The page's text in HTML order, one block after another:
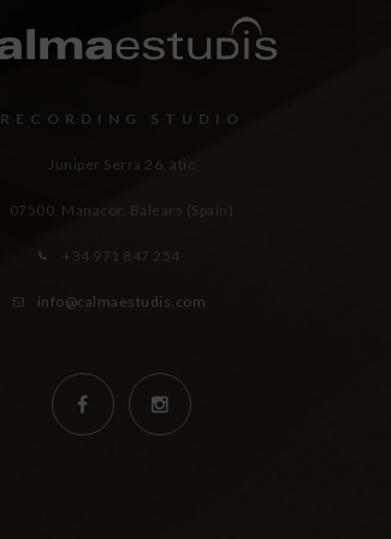
RECORDING STUDIO
Juniper Serra 26, àtic
07500, Manacor, Balears (Spain)
+34 971 847 254
info@calmaestudis.com